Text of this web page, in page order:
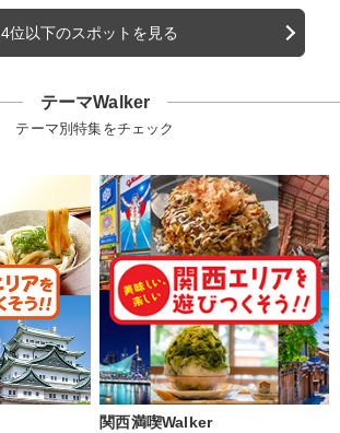
4位以下のスポットを見る
テーマWalker
テーマ別特集をチェック
関西満喫Walker